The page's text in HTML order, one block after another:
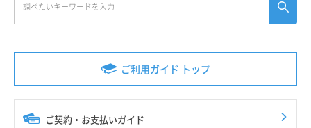
ご利用ガイド トップ
ご契約・お支払いガイド